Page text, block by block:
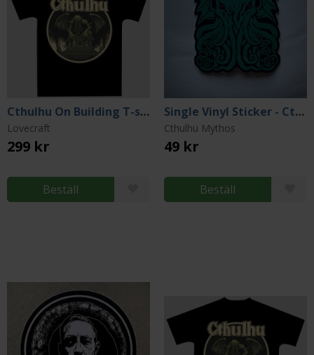
Cthulhu On Building T-shirt (Medium)
Lovecraft
299 kr
Beställ
Single Vinyl Sticker - Cthulhu w/ Tentacles & Spread Wings
Cthulhu Mythos
49 kr
Beställ